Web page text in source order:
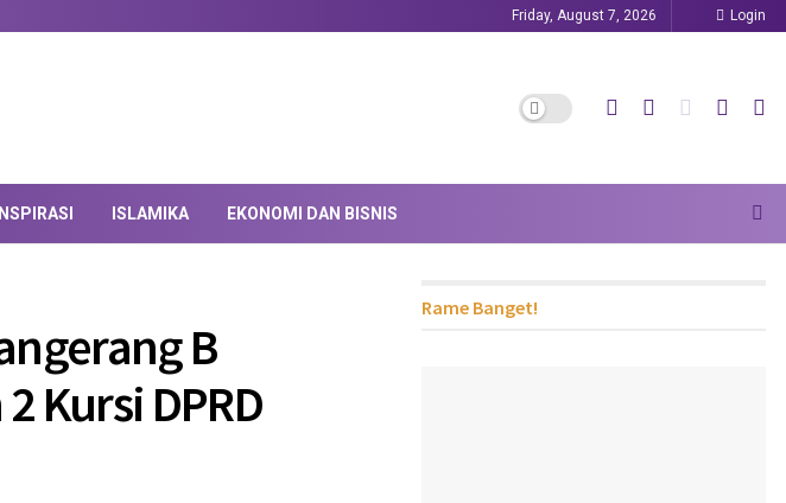
Friday, August 7, 2026 Login
ISLAMIKA EKONOMI DAN BISNIS
B
Kursi DPRD
Rame Banget!